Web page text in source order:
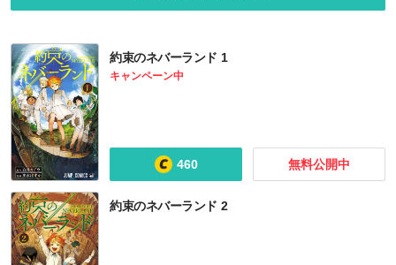
ジョジョの奇妙な冒険 第8部 ジョジョリオン
約束のネバーランド 1
キャンペーン中
460 無料公開中
約束のネバーランド 2